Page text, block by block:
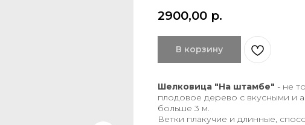
2900,00 р.
В корзину
Шелковица "На штамбе" - не
плодовое дерево с вкусными и
больше 3 м.
Ветки плакучие и длинные,